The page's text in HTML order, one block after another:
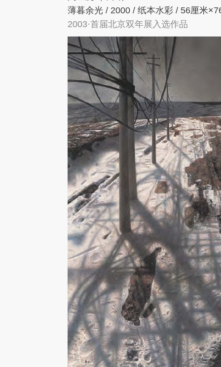
薄暮余光 / 2000 / 纸本水彩 / 56厘米×
2003·首届北京双年展入选作品